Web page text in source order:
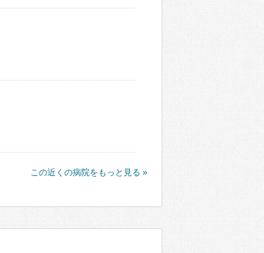
この近くの病院をもっと見る »